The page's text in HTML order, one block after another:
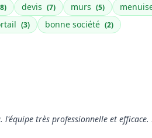
devis (7) murs (5)
(3) bonne société (2)
très professionnelle et